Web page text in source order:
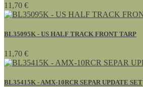
11,70 €
BL35095K - US HALF TRACK FRONT TARP
11,70 €
BL35415K - AMX-10RCR SEPAR UPDATE SET